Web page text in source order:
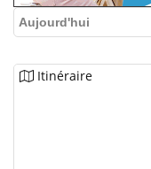
Aujourd'hui
Itinéraire